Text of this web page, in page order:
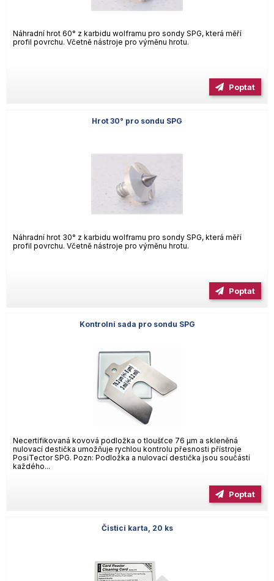
Náhradní hrot 60° z karbidu wolframu pro sondy SPG, která měří
profil povrchu. Včetně nástroje pro výměnu hrotu.
Poptat
Hrot 30° pro sondu SPG
Náhradní hrot 30° z karbidu wolframu pro sondy SPG, která měří
profil povrchu. Včetně nástroje pro výměnu hrotu.
Poptat
Kontrolní sada pro sondu SPG
Necertifikovaná kovová podložka o tloušťce 76 µm a skleněná
nulovací destička umožňuje rychlou kontrolu přesnosti přístroje
PosiTector SPG. Pozn: Podložka a nulovací destička jsou součástí
každého...
Poptat
Čisticí karta, 20 ks